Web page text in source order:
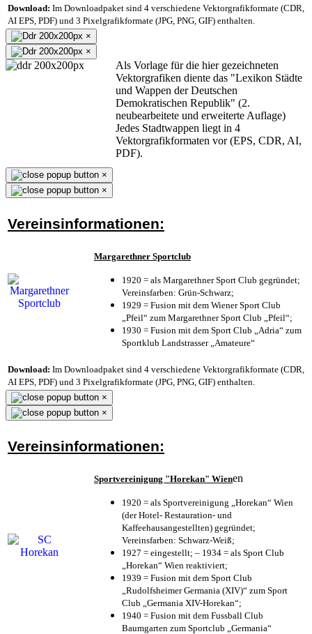
Download: Im Downloadpaket sind 4 verschiedene Vektorgrafikformate (CDR,
AI EPS, PDF) und 3 Pixelgrafikformate (JPG, PNG, GIF) enthalten.
×
×
Als Vorlage für die hier gezeichneten
Vektorgrafiken diente das "Lexikon Städte
und Wappen der Deutschen
Demokratischen Republik" (2.
neubearbeitete und erweiterte Auflage)
Jedes Stadtwappen liegt in 4
Vektorgrafikformaten vor (EPS, CDR, AI,
PDF).
×
×
Vereinsinformationen:
Margarethner Sportclub
1920 = als Margarethner Sport Club gegründet;
Vereinsfarben: Grün-Schwarz;
1929 = Fusion mit dem Wiener Sport Club
„Pfeil“ zum Margarethner Sport Club „Pfeil“;
1930 = Fusion mit dem Sport Club „Adria“ zum
Sportklub Landstrasser „Amateure“
Download: Im Downloadpaket sind 4 verschiedene Vektorgrafikformate (CDR,
AI EPS, PDF) und 3 Pixelgrafikformate (JPG, PNG, GIF) enthalten.
×
×
Vereinsinformationen:
Sportvereinigung "Horekan" Wienen
1920 = als Sportvereinigung „Horekan“ Wien
(der Hotel- Restauration- und
Kaffeehausangestellten) gegründet;
Vereinsfarben: Schwarz-Weiß;
1927 = eingestellt; – 1934 = als Sport Club
„Horekan“ Wien reaktiviert;
1939 = Fusion mit dem Sport Club
„Rudolfsheimer Germania (XIV)“ zum Sport
Club „Germania XIV-Horekan“;
1940 = Fusion mit dem Fussball Club
Baumgarten zum Sportclub „Germania“